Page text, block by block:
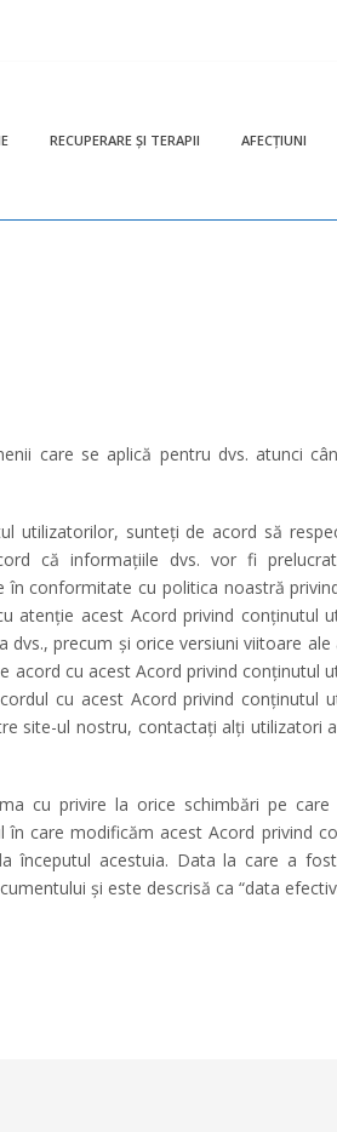
RECUPERARE ȘI TERAPII AFECȚIUNI
care se aplică pentru dvs. atunci
utilizatorilor, sunteți de acord să
că informațiile dvs. vor fi
conformitate cu politica noastră
atenție acest Acord privind conținutul
precum și orice versiuni viitoare
acord cu acest Acord privind conținutul
cu acest Acord privind conținutul
site-ul nostru, contactați alți utilizatori
cu privire la orice schimbări pe
care modificăm acest Acord privind
începutul acestuia. Data la care a
și este descrisă ca “data